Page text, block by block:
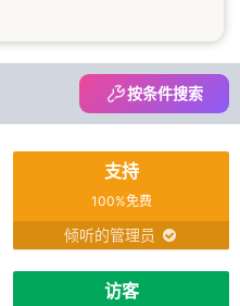
按条件搜索
支持
100%免费
倾听的管理员
访客